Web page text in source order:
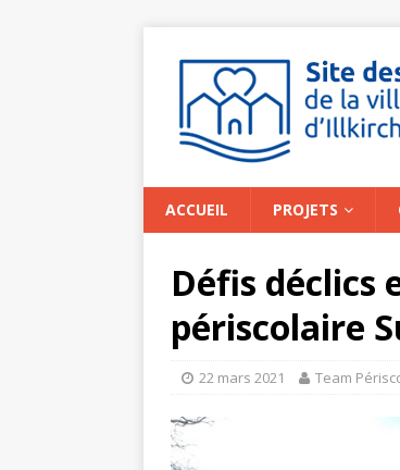
ACCUEIL PROJETS
Défis déclics
périscolaire
22 mars 2021 Team